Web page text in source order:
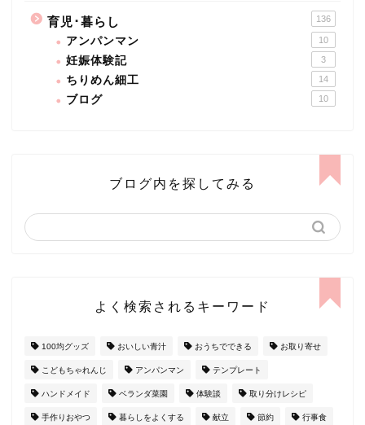
育児･暮らし 136
アンパンマン 10
妊娠体験記 3
ちりめん細工 14
ブログ 10
ブログ内を探してみる
よく検索されるキーワード
100均グッズ おいしい青汁 おうちでできる お取り寄せ
こどもちゃれんじ アンパンマン テンプレート
ハンドメイド ベランダ菜園 体験談 取り分けレシピ
手作りおやつ 暮らしをよくする 献立 節約 行事食